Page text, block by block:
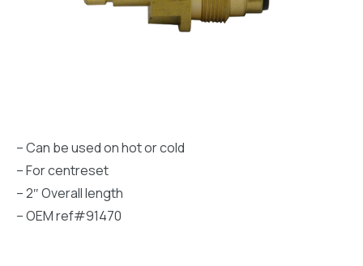
– Can be used on hot or cold
– For centreset
– 2″ Overall length
– OEM ref#91470